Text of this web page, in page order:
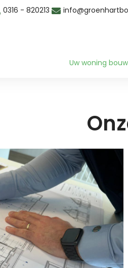
0316 - 820213
Uw woning